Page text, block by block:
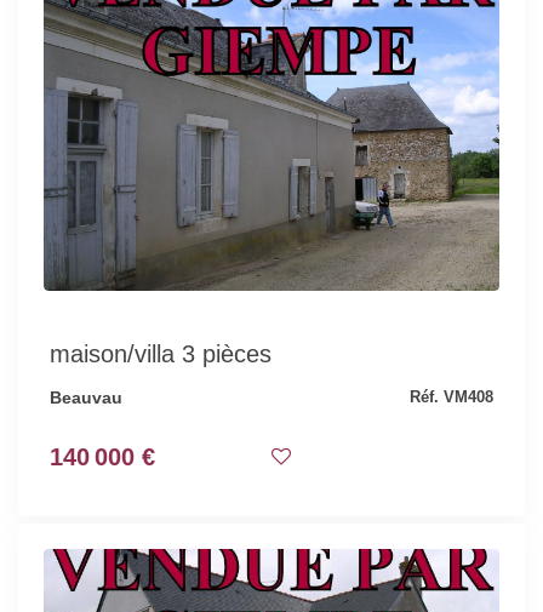
maison/villa 3 pièces
Beauvau Réf. VM408
140 000 €